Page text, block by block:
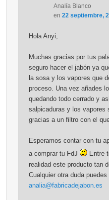
Analía Blanco
en 22 septiembre,
Hola Anyi,
Muchas gracias por tus
seguro hacer el jabón ya
la sosa y los vapores que
proceso. Una vez añades
quedando todo cerrado y
salpicaduras y los vapores
gracias a un filtro con el
Esperamos contar con tu
a comprar tu FdJ
Entre
realidad este producto tan
Cualquier otra duda
analia@fabricadejabon.es